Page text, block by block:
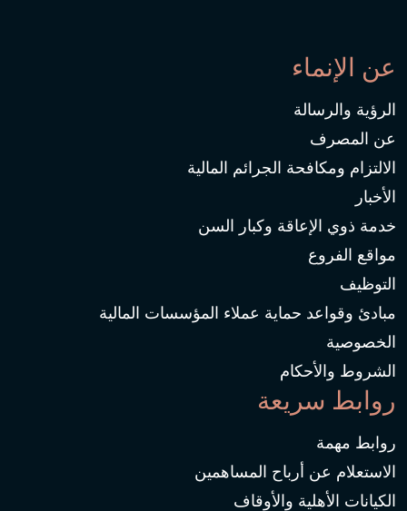
عن الإنماء
الرؤية والرسالة
عن المصرف
الالتزام ومكافحة الجرائم المالية
الأخبار
خدمة ذوي الإعاقة وكبار السن
مواقع الفروع
التوظيف
مبادئ وقواعد حماية عملاء المؤسسات المالية
الخصوصية
الشروط والأحكام
روابط سريعة
روابط مهمة
الاستعلام عن أرباح المساهمين
الكيانات الأهلية والأوقاف